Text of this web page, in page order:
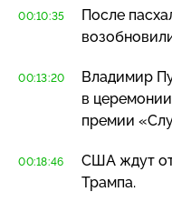
00:10:35
После
00:13:20
Владимир
в
премии
00:18:46
США ждут
Трампа.